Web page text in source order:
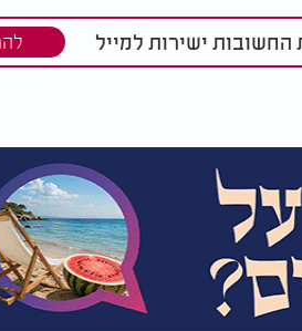
ישירות למייל